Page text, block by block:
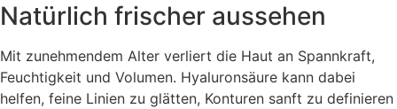
Natürlich frischer aussehen
Mit zunehmendem Alter verliert die Haut an Spannkraft,
Feuchtigkeit und Volumen. Hyaluronsäure kann dabei
helfen, feine Linien zu glätten, Konturen sanft zu definieren